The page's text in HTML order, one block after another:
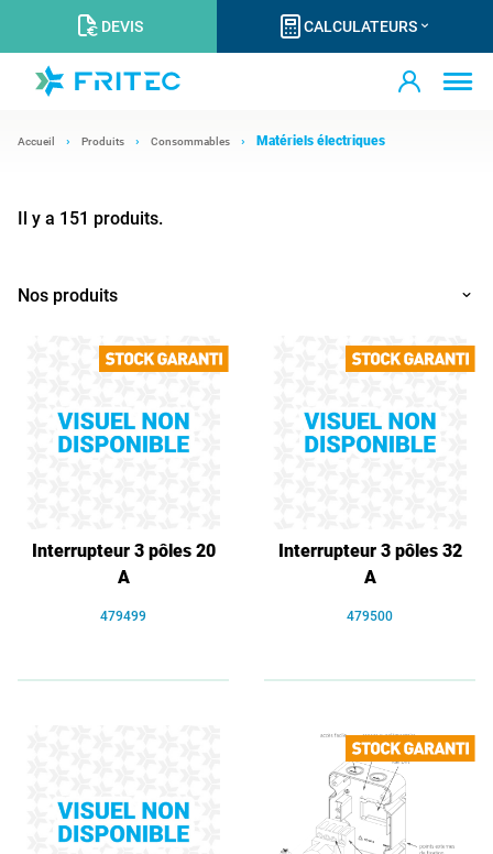
DEVIS CALCULATEURS
Accueil Produits Consommables Matériels électriques
Il y a 151 produits.
Nos produits
Interrupteur 3 pôles 20
A
479499
Interrupteur 3 pôles 32
A
479500